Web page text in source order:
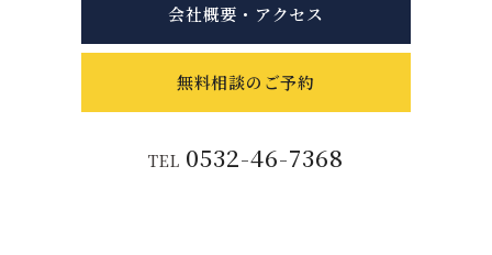
会社概要・アクセス
無料相談のご予約
TEL 0532-46-7368